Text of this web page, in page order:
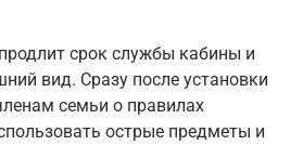
срок службы кабины и
вид. Сразу после установки
семьи о правилах
острые предметы и